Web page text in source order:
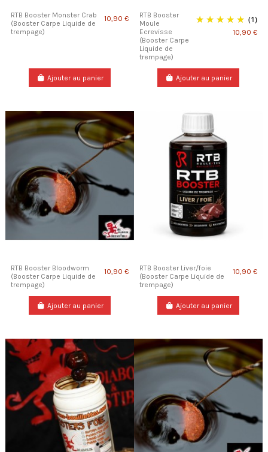
RTB Booster Monster Crab
(Booster Carpe Liquide de
trempage)
10,90 €
Ajouter au panier
RTB Booster
Moule
Ecrevisse
(Booster Carpe
Liquide de
trempage)
(1)
10,90 €
Ajouter au panier
RTB Booster Bloodworm
(Booster Carpe Liquide de
trempage)
10,90 €
Ajouter au panier
RTB Booster Liver/foie
(Booster Carpe Liquide de
trempage)
10,90 €
Ajouter au panier